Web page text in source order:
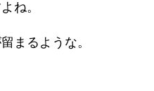
ね。
まるような。